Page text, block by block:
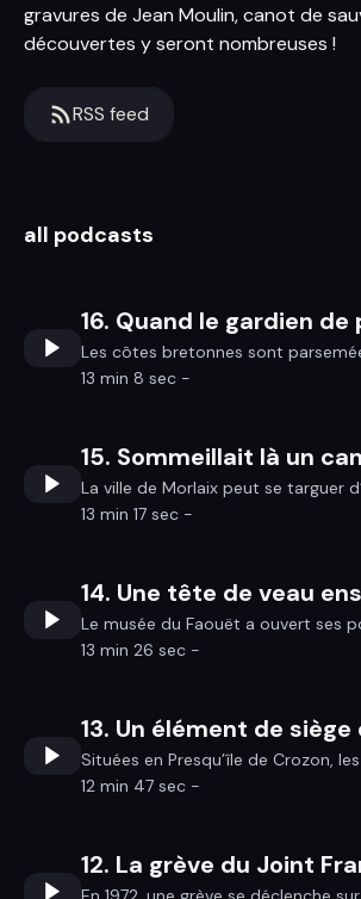
gravures de Jean Moulin, canot de
découvertes y seront nombreuses !
RSS feed
all podcasts
Les côtes bretonnes sont
13 min 8 sec -
La ville de Morlaix peut se targuer
13 min 17 sec -
Le musée du Faouët a ouvert ses
13 min 26 sec -
Situées en Presqu’île de Crozon,
12 min 47 sec -